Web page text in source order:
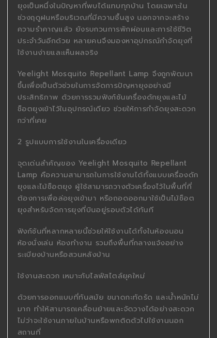
ยุงเป็นหนึ่งในปัญหาที่พบได้แทบทุกบ้าน โดยเฉพาะใน
ช่วงฤดูฝนหรือบริเวณที่มีความชื้นสูง นอกจากจะสร้าง
ความรำคาญแล้ว ยังรบกวนการพักผ่อนและการใช้ชีวิต
ประจำวันอีกด้วย หลายคนจึงมองหาอุปกรณ์กำจัดยุงที่
ใช้งานง่ายและเห็นผลจริง
Yeelight Mosquito Repellant Lamp จึงถูกพัฒนา
ขึ้นเพื่อเป็นตัวช่วยในการจัดการปัญหายุงอย่างมี
ประสิทธิภาพ ด้วยการรวมฟังก์ชันเครื่องดักยุงและไม้
ช็อตยุงเข้าไว้ในอุปกรณ์เดียว ช่วยให้การกำจัดยุงสะดวก
กว่าที่เคย
2 รูปแบบการใช้งานในเครื่องเดียว
จุดเด่นสำคัญของ Yeelight Mosquito Repellant
Lamp คือความสามารถในการใช้งานได้ทั้งแบบเครื่องดัก
ยุงและไม้ช็อตยุง ผู้ใช้สามารถวางตัวเครื่องไว้ในพื้นที่ที่
ต้องการเพื่อล่อยุงเข้ามา หรือถอดออกมาใช้เป็นไม้ช็อต
ยุงสำหรับจัดการยุงที่บินอยู่รอบตัวได้ทันที
ฟังก์ชันที่หลากหลายนี้ช่วยให้ใช้งานได้ทั้งในห้องนอน
ห้องนั่งเล่น ห้องทำงาน รวมถึงพื้นที่กลางแจ้งอย่าง
ระเบียงบ้านหรือสวนหลังบ้าน
ใช้งานสะดวก เหมาะกับไลฟ์สไตล์ยุคใหม่
ด้วยการออกแบบที่ทันสมัย ขนาดกะทัดรัด และน้ำหนักไม่
มาก ทำให้สามารถเคลื่อนย้ายและจัดวางได้อย่างสะดวก
ไม่ว่าจะใช้งานภายในบ้านหรือพกติดตัวไปใช้งานนอก
สถานที่